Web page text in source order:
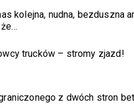
kolejna, nudna, bezduszna
trucków – stromy zjazd!
z dwóch stron